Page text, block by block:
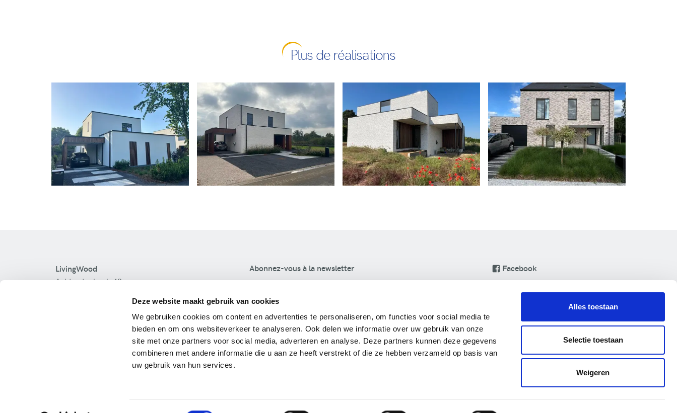
Deze website maakt gebruik van cookies
We gebruiken cookies om content en advertenties te personaliseren, om functies voor social media te
bieden en om ons websiteverkeer te analyseren. Ook delen we informatie over uw gebruik van onze
site met onze partners voor social media, adverteren en analyse. Deze partners kunnen deze gegevens
combineren met andere informatie die u aan ze heeft verstrekt of die ze hebben verzameld op basis van
uw gebruik van hun services.
Alles toestaan
Selectie toestaan
Weigeren
Plus de réalisations
LivingWood
Achterstenhoek 42
+ 32 475 52 40 45
Maison témoin Sint-Niklaas
Maison témoin Keerbergen
Maison témoin Turnhout
Abonnez-vous à la newsletter
Votre vie privée est importante pour nous. Nous utilisons
votre adresse e-mail uniquement pour envoyer nos
newsletters. Vous pouvez vous désabonner à tout
moment. Nous voir complètementpolitique de
Facebook
Instagram